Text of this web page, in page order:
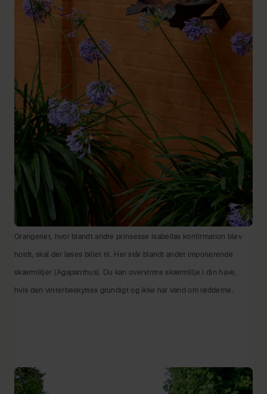
Orangeriet, hvor blandt andre prinsesse Isabellas konfirmation blev
holdt, skal der løses billet til. Her står blandt andet imponerende
skærmliljer (Agapanthus). Du kan overvintre skærmlilje i din have,
hvis den vinterbeskyttes grundigt og ikke har vand om rødderne.